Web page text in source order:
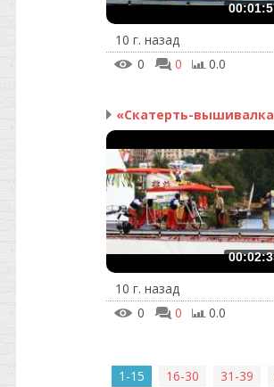
10 г. назад
0
0 0.0
10 г. назад
0
0 0.0
1-15 16-30 31-39